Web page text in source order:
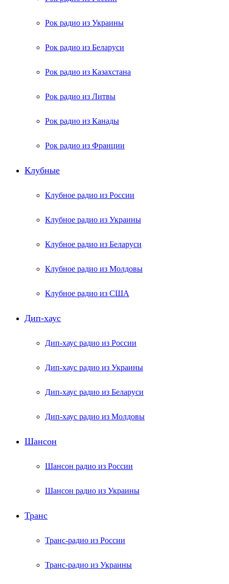
Рок радио из Украины
Рок радио из Беларуси
Рок радио из Казахстана
Рок радио из Литвы
Рок радио из Канады
Рок радио из Франции
Клубные
Клубное радио из России
Клубное радио из Украины
Клубное радио из Беларуси
Клубное радио из Молдовы
Клубное радио из США
Дип-хаус
Дип-хаус радио из России
Дип-хаус радио из Украины
Дип-хаус радио из Беларуси
Дип-хаус радио из Молдовы
Шансон
Шансон радио из России
Шансон радио из Украины
Транс
Транс-радио из России
Транс-радио из Украины